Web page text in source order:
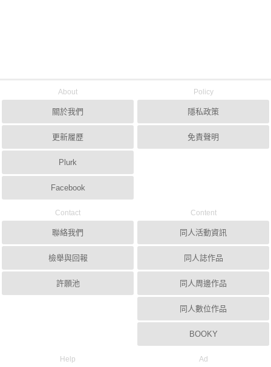
About
關於我們
更新履歷
Plurk
Facebook
Policy
隱私政策
免責聲明
Contact
聯絡我們
檢舉與回報
許願池
Content
同人活動資訊
同人誌作品
同人周邊作品
同人數位作品
BOOKY
Help Ad